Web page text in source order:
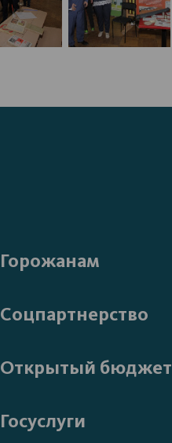
Горожанам
Соцпартнерство
Открытый бюджет
Госуслуги